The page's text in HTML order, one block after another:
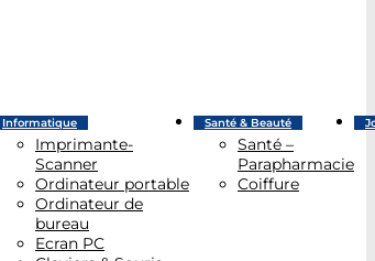
Informatique
Imprimante-
Scanner
Ordinateur portable
Ordinateur de
bureau
Ecran PC
Santé & Beauté
Santé –
Parapharmacie
Coiffure